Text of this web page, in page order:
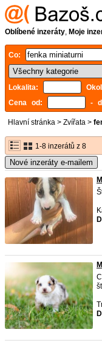
Oblíbené inzeráty, Moje
Co:
Lokalita:
Cena od:
-
Hlavní stránka > Zvířata >
1-8 inzerátů z 8
Nové inzeráty e-mailem